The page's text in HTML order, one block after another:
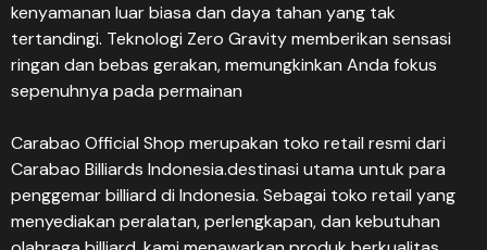
kenyamanan luar biasa dan daya tahan yang tak
tertandingi. Teknologi Zero Gravity memberikan sensasi
ringan dan bebas gerakan, memungkinkan Anda fokus
sepenuhnya pada permainan
Carabao Official Shop merupakan toko retail resmi dari
Carabao Billiards Indonesia.destinasi utama untuk para
penggemar billiard di Indonesia. Sebagai toko retail yang
menyediakan peralatan, perlengkapan, dan kebutuhan